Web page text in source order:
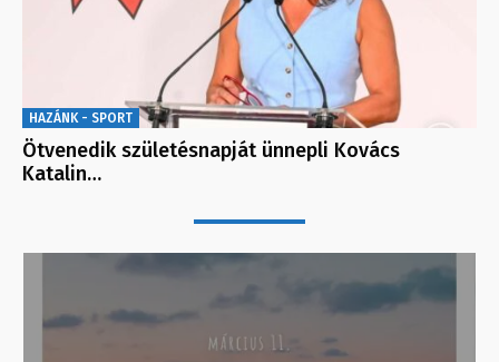
HAZÁNK - SPORT
Ötvenedik születésnapját ünnepli Kovács
Katalin…